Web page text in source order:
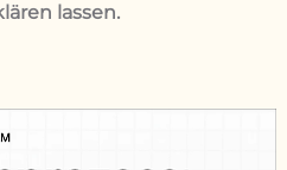
lassen.